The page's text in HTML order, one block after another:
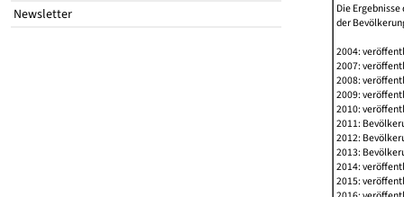
Newsletter
Die
der
2004:
2007:
2008:
2009:
2010:
2011:
2012:
2013:
2014:
2015: